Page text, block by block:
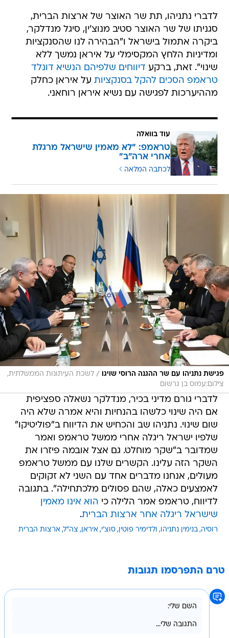
לדברי נתניהו, תת שר האוצר של ארצות הברית,
סגניתו של שר האוצר סטיב מנוצ'ין, סיגל מנדלקר,
ביקרה אתמול בישראל ו"הבהירה לנו שהסנקציות
ומדיניות הלחץ המקסימלי על איראן נמשך ללא
שינוי". זאת, ברקע דיווחים שלפיהם הנשיא דונלד
טראמפ הסכים להקל בסנקציות על איראן כחלק
מההיערכות לפגישה עם נשיא איראן רוחאני.
עוד בוואלה
טראמפ: "לא מאמין שישראל מרגלת
אחרי ארה"ב"
לכתבה המלאה
פגישת נתניהו עם שר ההגנה הרוסי שויגו / לשכת העיתונות הממשלתית,
צילום:עמוס בן גרשום
לדברי גורם מדיני בכיר, מנדלקר נשאלה ספציפית
אם היה שינוי כלשהו בהנחיות והיא אמרה שלא היה
שום שינוי. נתניהו שב והכחיש את הדיווח ב"פוליטיקו"
שלפיו ישראל ריגלה אחרי ממשל טראמפ ואמר
שמדובר ב"שקר מוחלט. גם אצל אובמה פיזרו את
השקר הזה עלינו. הקשרים שלנו עם ממשל טראמפ
מעולים, אנחנו מדברים אחד עם השני לא זקוקים
לאמצעים כאלה, שהם פסולים מלכתחילה". בתגובה
לדיווח, טראמפ אמר הלילה כי הוא אינו מאמין
שישראל ריגלה אחר ארצות הברית.
רוסיה בנימין נתניהו ולדימיר פוטין סוצ'י איראן צה"ל ארצות הברית
טרם התפרסמו תגובות